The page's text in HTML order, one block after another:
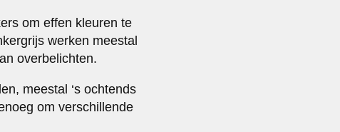
om effen kleuren te
werken meestal
overbelichten.
meestal ‘s ochtends
om verschillende